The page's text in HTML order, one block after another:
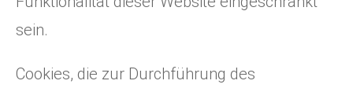
sein.
Cookies, die zur Durchführung des